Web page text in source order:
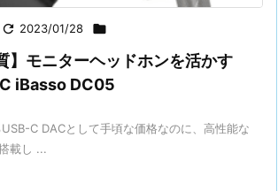
 2023/01/28 
】モニターヘッドホンを活かす
iBasso DC05
C DACとして手頃な価格なのに、高性能な
載し ...